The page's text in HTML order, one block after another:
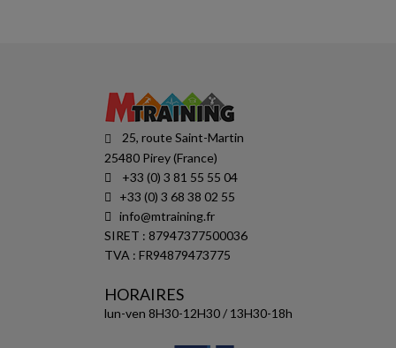
25, route Saint-Martin
25480 Pirey (France)
+33 (0) 3 81 55 55 04
+33 (0) 3 68 38 02 55
info@mtraining.fr
SIRET : 87947377500036
TVA : FR94879473775
HORAIRES
lun-ven 8H30-12H30 / 13H30-18h